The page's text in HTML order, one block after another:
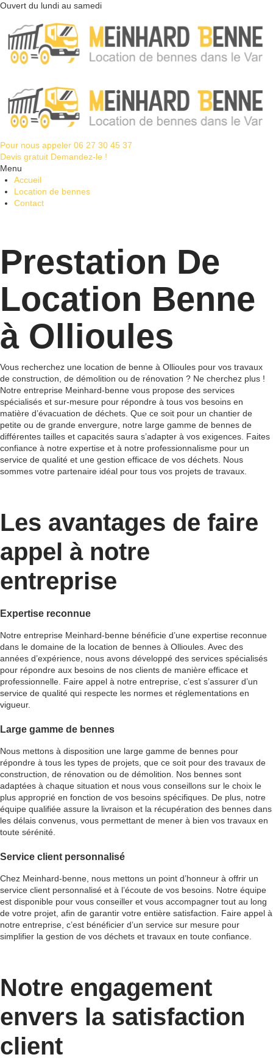
Ouvert du lundi au samedi
Pour nous appeler 06 27 30 45 37
Devis gratuit Demandez-le !
Menu
Accueil
Location de bennes
Contact
Prestation De
Location Benne
à Ollioules
Vous recherchez une location de benne à Ollioules pour vos travaux
de construction, de démolition ou de rénovation ? Ne cherchez plus !
Notre entreprise Meinhard-benne vous propose des services
spécialisés et sur-mesure pour répondre à tous vos besoins en
matière d’évacuation de déchets. Que ce soit pour un chantier de
petite ou de grande envergure, notre large gamme de bennes de
différentes tailles et capacités saura s’adapter à vos exigences. Faites
confiance à notre expertise et à notre professionnalisme pour un
service de qualité et une gestion efficace de vos déchets. Nous
sommes votre partenaire idéal pour tous vos projets de travaux.
Les avantages de faire
appel à notre
entreprise
Expertise reconnue
Notre entreprise Meinhard-benne bénéficie d’une expertise reconnue
dans le domaine de la location de bennes à Ollioules. Avec des
années d’expérience, nous avons développé des services spécialisés
pour répondre aux besoins de nos clients de manière efficace et
professionnelle. Faire appel à notre entreprise, c’est s’assurer d’un
service de qualité qui respecte les normes et réglementations en
vigueur.
Large gamme de bennes
Nous mettons à disposition une large gamme de bennes pour
répondre à tous les types de projets, que ce soit pour des travaux de
construction, de rénovation ou de démolition. Nos bennes sont
adaptées à chaque situation et nous vous conseillons sur le choix le
plus approprié en fonction de vos besoins spécifiques. De plus, notre
équipe qualifiée assure la livraison et la récupération des bennes dans
les délais convenus, vous permettant de mener à bien vos travaux en
toute sérénité.
Service client personnalisé
Chez Meinhard-benne, nous mettons un point d’honneur à offrir un
service client personnalisé et à l’écoute de vos besoins. Notre équipe
est disponible pour vous conseiller et vous accompagner tout au long
de votre projet, afin de garantir votre entière satisfaction. Faire appel à
notre entreprise, c’est bénéficier d’un service sur mesure pour
simplifier la gestion de vos déchets et travaux en toute confiance.
Notre engagement
envers la satisfaction
client